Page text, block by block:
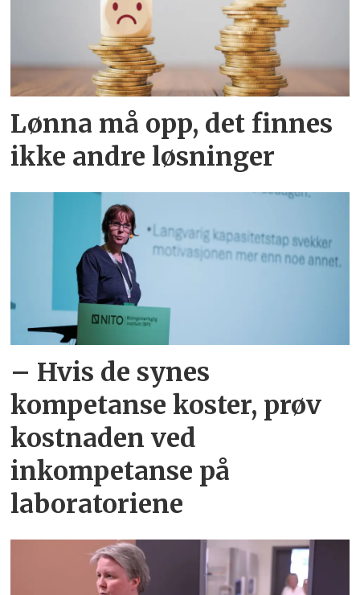
Lønna må opp, det finnes
ikke andre løsninger
– Hvis de synes
kompetanse koster, prøv
kostnaden ved
inkompetanse på
laboratoriene